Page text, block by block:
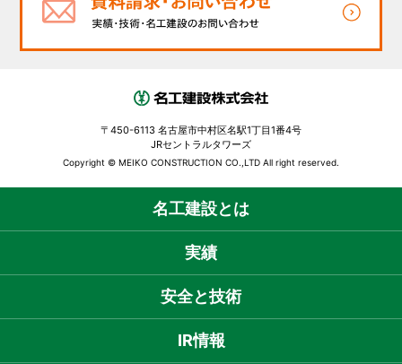
〒450-6113 名古屋市中村区名駅1丁目1番4号
JRセントラルタワーズ
Copyright © MEIKO CONSTRUCTION CO.,LTD All right reserved.
名工建設とは
実績
安全と技術
IR情報